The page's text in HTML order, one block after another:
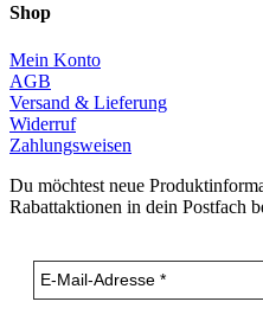
Shop
Mein Konto
AGB
Versand & Lieferung
Widerruf
Zahlungsweisen
Du möchtest neue
Rabattaktionen in dein Postfach